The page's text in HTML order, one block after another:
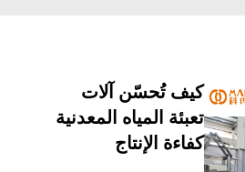
كيف تُحسّن آلات
تعبئة المياه المعدنية
كفاءة الإنتاج